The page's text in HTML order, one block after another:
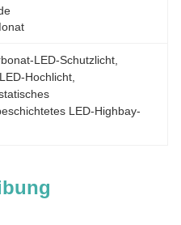
LED-Schutzlicht
Hochlicht
LED-Highbay-